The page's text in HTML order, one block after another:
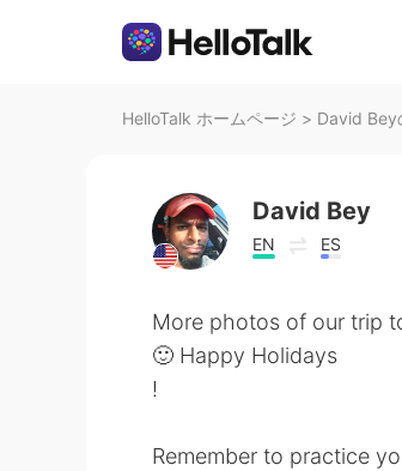
HelloTalk ホームページ > David Bey
David Bey
EN ES
More photos of our trip
🙂 Happy Holidays
!
Remember to practice